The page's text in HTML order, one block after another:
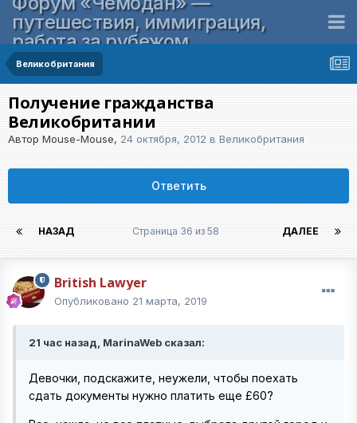
путешествия, иммиграция,
работа за рубежом
Великобритания
Получение гражданства
Великобритании
Автор Mouse-Mouse, 24 октября, 2012 в Великобритания
Ответить
НАЗАД ДАЛЕЕ
Страница 36 из 58
British Lawyer
Опубликовано 21 марта, 2019
21 час назад, MarinaWeb сказал:
Девочки, подскажите, неужели, чтобы поехать
сдать документы нужно платить еще £60?